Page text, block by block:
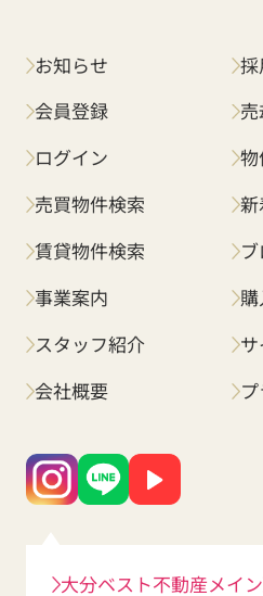
お知らせ
会員登録
ログイン
売買物件検索
賃貸物件検索
事業案内
スタッフ紹介
会社概要
大分ベスト不動産メイン